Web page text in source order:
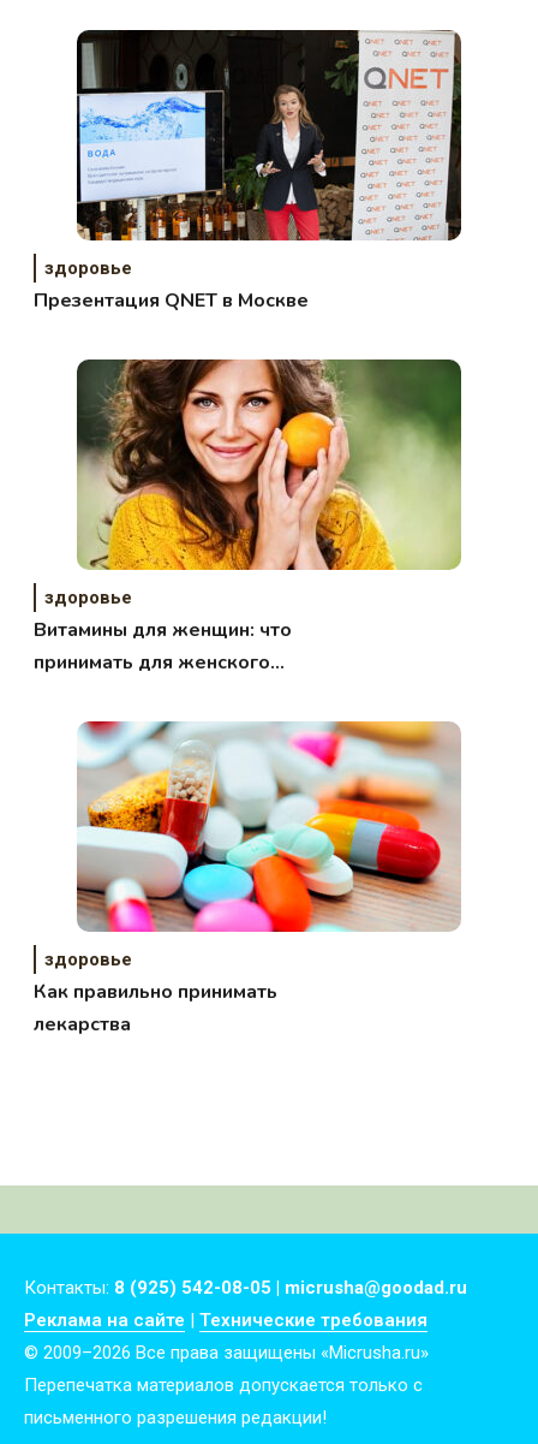
здоровье
Презентация QNET в Москве
здоровье
Витамины для женщин: что
принимать для женского
здоровье
Как правильно принимать
лекарства
Контакты: 8 (925) 542-08-05 | micrusha@goodad.ru
Реклама на сайте | Технические требования
© 2009–2026 Все права защищены «Micrusha.ru»
Перепечатка материалов допускается только с
письменного разрешения редакции!